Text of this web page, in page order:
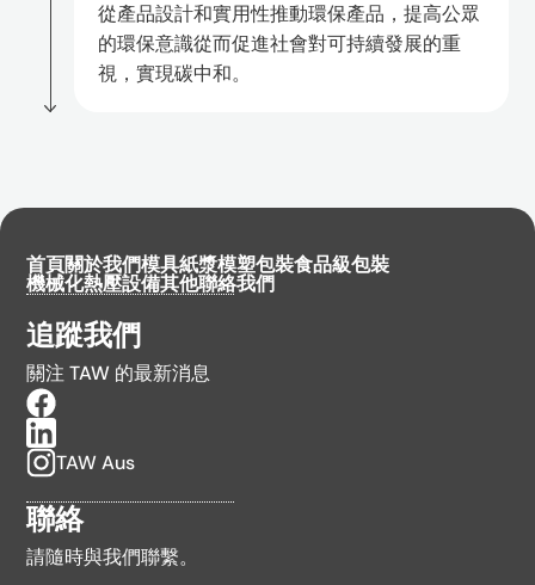
從產品設計和實用性推動環保產品，提高公眾
的環保意識從而促進社會對可持續發展的重
視，實現碳中和。
首頁關於我們模具紙漿模塑包裝食品級包裝
機械化熱壓設備其他聯絡我們
追蹤我們
關注 TAW 的最新消息
TAW Aus
聯絡
請隨時與我們聯繫。